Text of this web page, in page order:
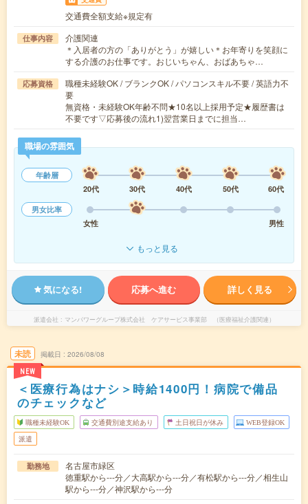
交通費全額支給※規定有
仕事内容
介護関連
＊入居者の方の「ありがとう」が嬉しい＊お年寄りを笑顔に
する介護のお仕事です。おじいちゃん、おばあちゃ…
応募資格
職種未経験OK / ブランクOK / パソコンスキル不要 / 英語力不
要
無資格・未経験OK年齢不問★10名以上採用予定★履歴書は
不要です▽応募後の流れ1)翌営業日までに担当…
職場の雰囲気
年齢層
20代
30代 40代 50代
60代
男女比率
女性
男性
もっと見る
気になる! 応募へ進む 詳しく見る
派遣会社 マンパワーグループ株式会社 ケアサービス事業部 （医療福祉介護関連）
未読
NEW
掲載日 2026/08/08
＜医療行為はナシ＞時給1400円！病院で備品
のチェックなど
職種未経験OK 交通費別途支給あり 土日祝日が休み WEB登録OK
派遣
勤務地
名古屋市緑区
徳重駅から---分／大高駅から---分／有松駅から---分／相生山
駅から---分／神沢駅から---分